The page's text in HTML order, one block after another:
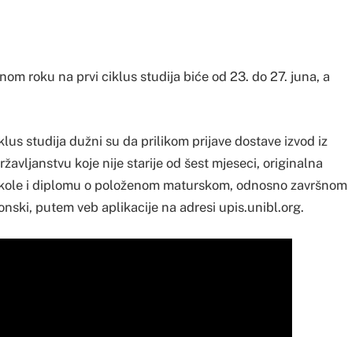
roku na prvi ciklus studija biće od 23. do 27. juna, a
studija dužni su da prilikom prijave dostave izvod iz
koje nije starije od šest mjeseci, originalna
i diplomu o položenom maturskom, odnosno završnom
putem veb aplikacije na adresi upis.unibl.org.